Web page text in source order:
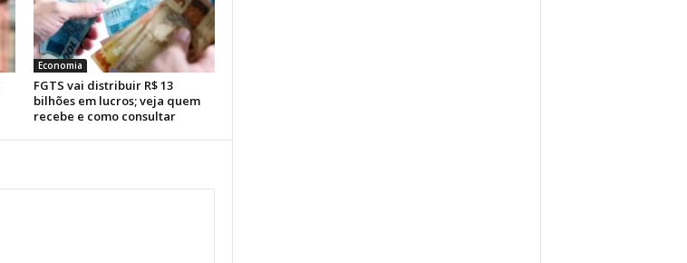
Economia
FGTS vai distribuir R$ 13
bilhões em lucros; veja quem
recebe e como consultar